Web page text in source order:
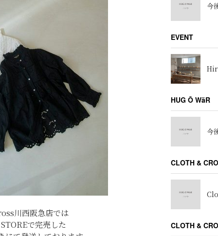
川西阪急店では
で完売した
今
EVENT
HUG Ō WäR
今
CLOTH &
CLOTH &